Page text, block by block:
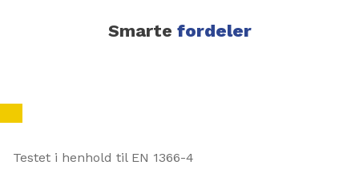
Smarte fordeler
Testet i henhold til EN 1366-4